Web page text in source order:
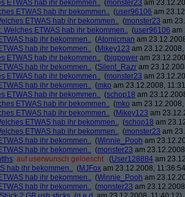
ETWAS hab ihr bekommen.. (monster23 am
ETWAS hab ihr bekommen.. (user96106 am
ETWAS hab ihr bekommen.. (monster23 am
Welches ETWAS hab ihr bekommen.. (user96106 am
hab ihr bekommen.. (Atomicman am
hab ihr bekommen.. (Mikey123 am
ETWAS hab ihr bekommen.. (bigpower am
hab ihr bekommen.. (Silent_Razr am
ETWAS hab ihr bekommen.. (monster23 am
hab ihr bekommen.. (mko am 23.12.2008,
ETWAS hab ihr bekommen.. (schop18 am
ETWAS hab ihr bekommen.. (mko am
ETWAS hab ihr bekommen.. (Mikey123 am
ETWAS hab ihr bekommen.. (schop18 am
ETWAS hab ihr bekommen.. (monster23 am
hab ihr bekommen.. (Winnie_Pooh am
hab ihr bekommen.. (monster23 am
: auf userwunsch geloescht (User128884 am
hab ihr bekommen.. (MJFox am 23.12.2008,
hab ihr bekommen.. (Winnie_Pooh am
hab ihr bekommen.. (monster23 am